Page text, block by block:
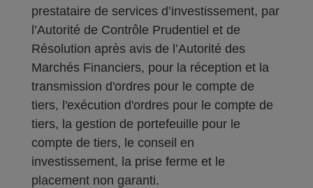
prestataire de services d’investissement, par
l’Autorité de Contrôle Prudentiel et de
Résolution après avis de l’Autorité des
Marchés Financiers, pour la réception et la
transmission d'ordres pour le compte de
tiers, l'exécution d'ordres pour le compte de
tiers, la gestion de portefeuille pour le
compte de tiers, le conseil en
investissement, la prise ferme et le
placement non garanti.